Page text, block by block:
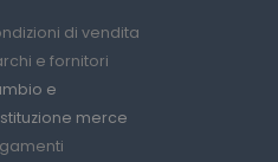
di vendita
e fornitori
e
merce